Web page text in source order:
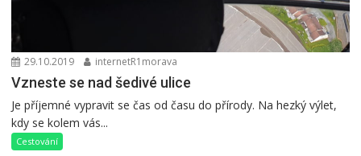
29.10.2019 internetR1morava
Vzneste se nad šedivé ulice
Je příjemné vypravit se čas od času do přírody. Na hezký výlet,
kdy se kolem vás...
Cestování